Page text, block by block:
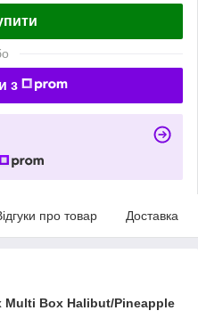
з
про товар Доставка
Multi Box Halibut/Pineapple